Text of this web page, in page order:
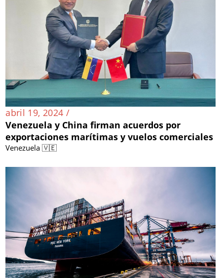
abril 19, 2024 /
Venezuela y China firman acuerdos por
exportaciones marítimas y vuelos comerciales
Venezuela 🇻🇪